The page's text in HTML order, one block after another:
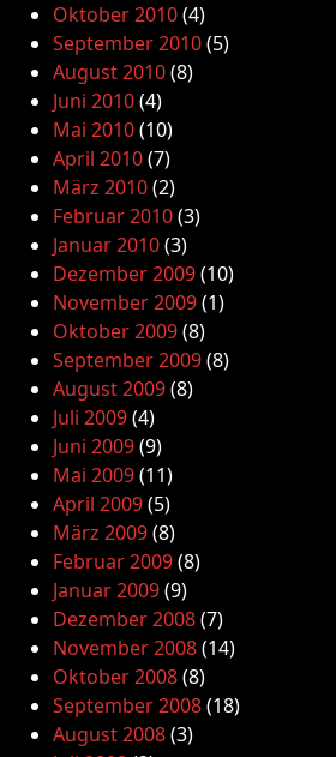
Oktober 2010(4)
September 2010(5)
August 2010(8)
Juni 2010(4)
Mai 2010(10)
April 2010(7)
März 2010(2)
Februar 2010(3)
Januar 2010(3)
Dezember 2009(10)
November 2009(1)
Oktober 2009(8)
September 2009(8)
August 2009(8)
Juli 2009(4)
Juni 2009(9)
Mai 2009(11)
April 2009(5)
März 2009(8)
Februar 2009(8)
Januar 2009(9)
Dezember 2008(7)
November 2008(14)
Oktober 2008(8)
September 2008(18)
August 2008(3)